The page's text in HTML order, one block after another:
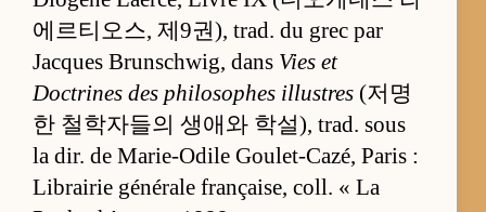
에르티오스, 제9권), trad. du grec par
Jacques Brunschwig, dans Vies et
Doctrines des philosophes illustres (저명
한 철학자들의 생애와 학설), trad. sous
la dir. de Marie-Odile Goulet-Cazé, Paris :
Librairie générale française, coll. « La